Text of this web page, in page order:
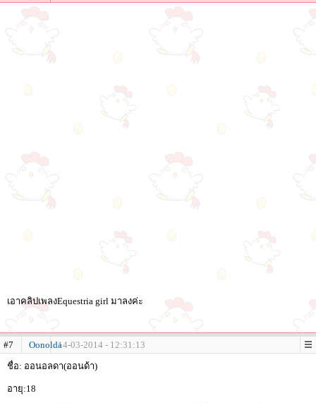
เอาคลิปเพลงEquestria girl มาลงค่ะ
#7 Oonolda14-03-2014 - 12:31:13
ชื่อ: ออนอลดา(ออนด้า)
อายุ:18